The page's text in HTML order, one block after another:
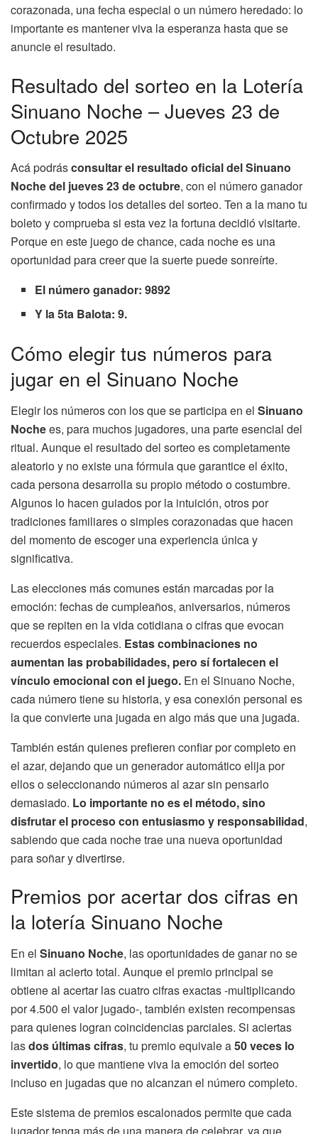
corazonada, una fecha especial o un número heredado: lo
importante es mantener viva la esperanza hasta que se
anuncie el resultado.
Resultado del sorteo en la Lotería
Sinuano Noche – Jueves 23 de
Octubre 2025
Acá podrásconsultar el resultado oficial del Sinuano
Noche del jueves 23 de octubre, con el número ganador
confirmado y todos los detalles del sorteo. Ten a la mano tu
boleto y comprueba si esta vez la fortuna decidió visitarte.
Porque en este juego de chance, cada noche es una
oportunidad para creer que la suerte puede sonreírte.
El número ganador: 9892
Y la 5ta Balota: 9.
Cómo elegir tus números para
jugar en el Sinuano Noche
Elegir los números con los que se participa en el Sinuano
Nochees, para muchos jugadores, una parte esencial del
ritual. Aunque el resultado del sorteo es completamente
aleatorio y no existe una fórmula que garantice el éxito,
cada persona desarrolla su propio método o costumbre.
Algunos lo hacen guiados por la intuición, otros por
tradiciones familiares o simples corazonadas que hacen
del momento de escoger una experiencia única y
significativa.
Las elecciones más comunes están marcadas por la
emoción: fechas de cumpleaños, aniversarios, números
que se repiten en la vida cotidiana o cifras que evocan
recuerdos especiales. Estas combinaciones no
aumentan las probabilidades, pero sí fortalecen el
vínculo emocional con el juego. En el Sinuano Noche,
cada número tiene su historia, y esa conexión personal es
la que convierte una jugada en algo más que una jugada.
También están quienes prefieren confiar por completo en
el azar, dejando que un generador automático elija por
ellos o seleccionando números al azar sin pensarlo
demasiado. Lo importante no es el método, sino
disfrutar el proceso con entusiasmo y responsabilidad,
sabiendo que cada noche trae una nueva oportunidad
para soñar y divertirse.
Premios por acertar dos cifras en
la lotería Sinuano Noche
En el Sinuano Noche, las oportunidades de ganar no se
limitan al acierto total. Aunque el premio principal se
obtiene al acertar las cuatro cifras exactas -multiplicando
por 4.500 el valor jugado-, también existen recompensas
para quienes logran coincidencias parciales. Si aciertas
lasdos últimas cifras, tu premio equivale a50 veces lo
invertido, lo que mantiene viva la emoción del sorteo
incluso en jugadas que no alcanzan el número completo.
Este sistema de premios escalonados permite que cada